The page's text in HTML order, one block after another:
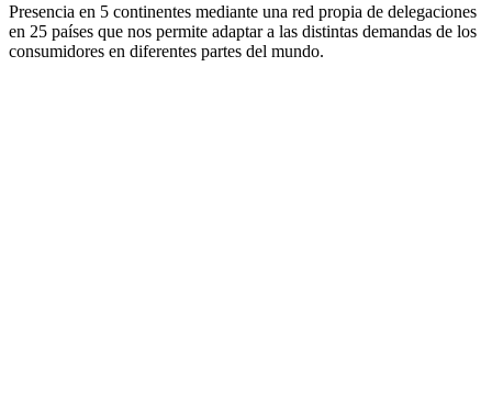
Presencia en 5 continentes mediante una red propia de delegaciones
en 25 países que nos permite adaptar a las distintas demandas de los
consumidores en diferentes partes del mundo.